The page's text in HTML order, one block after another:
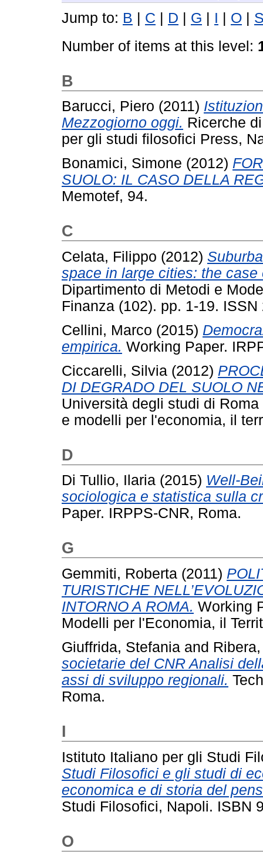
Jump to: B | C | D | G | I | O |
Number of items at this level:
B
Barucci, Piero (2011)
Mezzogiorno oggi. Ricerche
per gli studi filosofici Press,
Bonamici, Simone (2012)
SUOLO: IL CASO DELLA
Memotef, 94.
C
Celata, Filippo (2012)
space in large cities: the case
Dipartimento di Metodi e
Finanza (102). pp. 1-19. ISSN
Cellini, Marco (2015)
empirica. Working Paper.
Ciccarelli, Silvia (2012)
DI DEGRADO DEL SUOLO
Università degli studi di
e modelli per l'economia, il
D
Di Tullio, Ilaria (2015)
sociologica e statistica sulla
Paper. IRPPS-CNR, Roma.
G
Gemmiti, Roberta (2011)
TURISTICHE
INTORNO A ROMA. Working
Modelli per l'Economia, il
Giuffrida, Stefania and
societarie del CNR Analisi
assi di sviluppo regionali.
Roma.
I
Istituto Italiano per gli Studi
Studi Filosofici e gli studi di
economica e di storia del
Studi Filosofici, Napoli. ISBN
O